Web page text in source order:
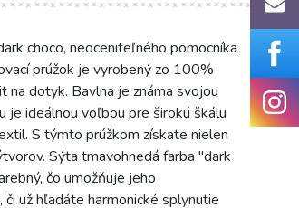
choco, neoceniteľného pomocníka
prúžok je vyrobený zo 100%
na dotyk. Bavlna je známa svojou
je ideálnou voľbou pre širokú škálu
S týmto prúžkom získate nielen
Sýta tmavohnedá farba "dark
čo umožňuje jeho
už hľadáte harmonické splynutie